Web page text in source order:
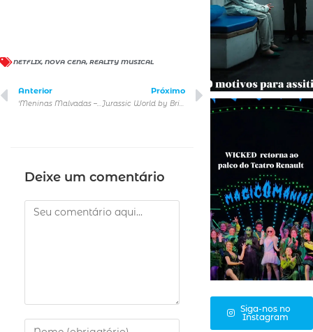
NETFLIX, NOVA CENA, REALITY MUSICAL
Anterior Próximo
Jurassic World by Brickman® chega em São Paulo
Deixe um comentário
Siga-nos no
Instagram